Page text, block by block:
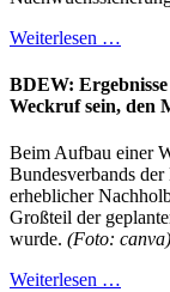
Weiterlesen …
BDEW: Ergebnisse
Weckruf sein, den
Beim Aufbau einer
Bundesverbands
erheblicher
Großteil der
wurde. (Foto: canva)
Weiterlesen …